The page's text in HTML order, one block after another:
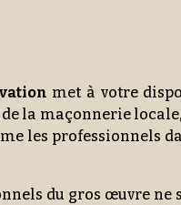
met à votre
la maçonnerie
les professionnels
du gros œuvre ne